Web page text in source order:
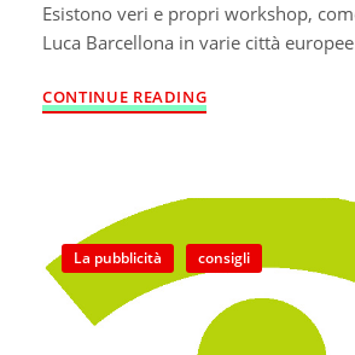
Esistono veri e propri workshop,
Luca Barcellona in varie città europee
CONTINUE READING
La pubblicità consigli